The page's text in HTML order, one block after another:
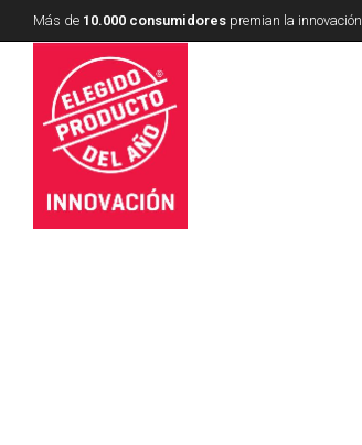
Más de 10.000 consumidores premian la innovación